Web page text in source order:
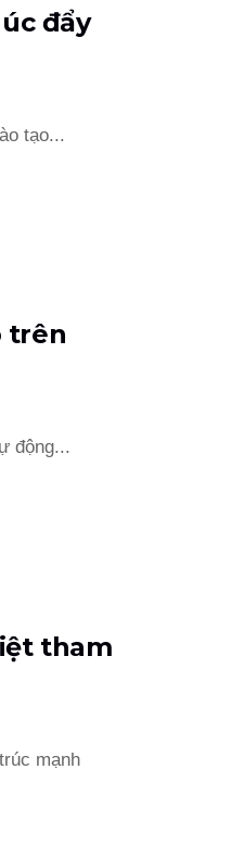
đẩy
tạo...
trên
động...
tham
mạnh